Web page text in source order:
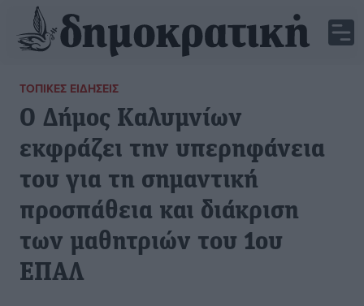
ΤΟΠΙΚΈΣ ΕΙΔΉΣΕΙΣ
Ο Δήμος Καλυμνίων
εκφράζει την υπερηφάνεια
του για τη σημαντική
προσπάθεια και διάκριση
των μαθητριών του 1ου
ΕΠΑΛ